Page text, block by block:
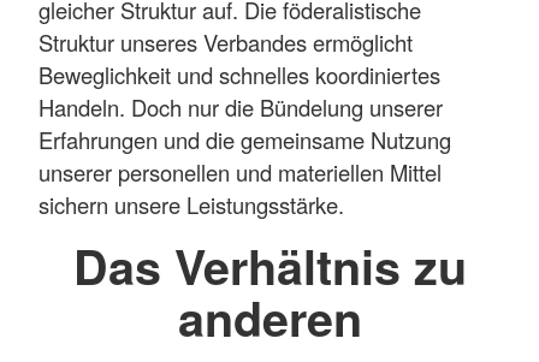
gleicher Struktur auf. Die föderalistische
Struktur unseres Verbandes ermöglicht
Beweglichkeit und schnelles koordiniertes
Handeln. Doch nur die Bündelung unserer
Erfahrungen und die gemeinsame Nutzung
unserer personellen und materiellen Mittel
sichern unsere Leistungsstärke.
Das Verhältnis zu
anderen